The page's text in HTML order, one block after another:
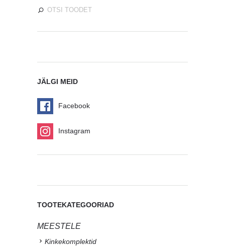
JÄLGI MEID
Facebook
Instagram
TOOTEKATEGOORIAD
MEESTELE
Kinkekomplektid